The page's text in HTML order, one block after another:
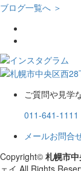
ブログ一覧へ ＞
ご質問や見学
011-641-1111
メールお問合
Copyright© 札幌市